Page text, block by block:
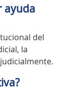
ayuda
del
la